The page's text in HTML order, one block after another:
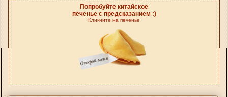
Попробуйте китайское
печенье с предсказанием :)
Кликните на печенье